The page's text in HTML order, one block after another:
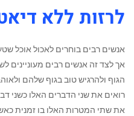
לרזות ללא
‏אנשים רבים בוחרים לאכול אוכל
אך לצד זה אנשים רבים מעוניינים
הגוף ולהרגיש טוב בגוף שלהם
רואים את שני הדברים האלו כשני
את שתי המטרות האלו בו זמנית